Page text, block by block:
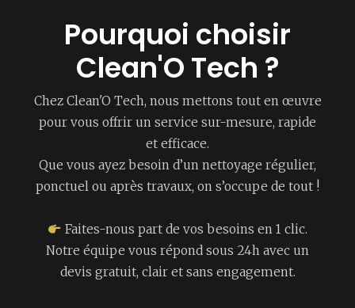
Pourquoi choisir
Clean'O Tech ?
Chez Clean'O Tech, nous mettons tout en œuvre
pour vous offrir un service sur-mesure, rapide
et efficace.
Que vous ayez besoin d’un nettoyage régulier,
ponctuel ou après travaux, on s’occupe de tout !
Faites-nous part de vos besoins en 1 clic.
Notre équipe vous répond sous 24h avec un
devis gratuit, clair et sans engagement.